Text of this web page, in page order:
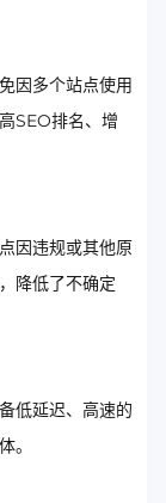
因多个站点使用
SEO排名、增
因违规或其他原
降低了不确定
低延迟、高速的
。